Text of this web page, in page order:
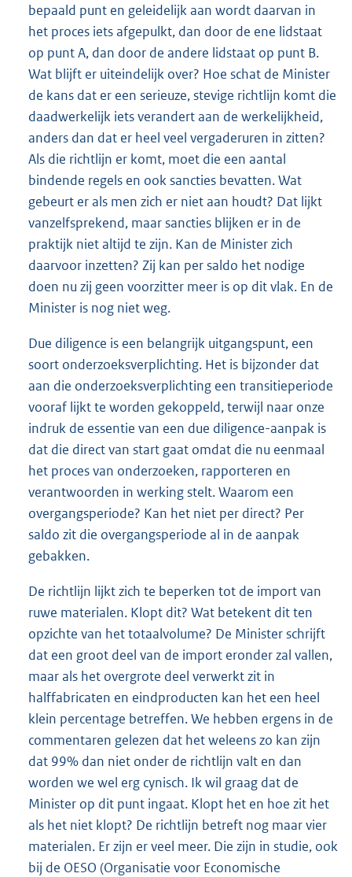
bepaald punt en geleidelijk aan wordt daarvan in
het proces iets afgepulkt, dan door de ene lidstaat
op punt A, dan door de andere lidstaat op punt B.
Wat blijft er uiteindelijk over? Hoe schat de Minister
de kans dat er een serieuze, stevige richtlijn komt die
daadwerkelijk iets verandert aan de werkelijkheid,
anders dan dat er heel veel vergaderuren in zitten?
Als die richtlijn er komt, moet die een aantal
bindende regels en ook sancties bevatten. Wat
gebeurt er als men zich er niet aan houdt? Dat lijkt
vanzelfsprekend, maar sancties blijken er in de
praktijk niet altijd te zijn. Kan de Minister zich
daarvoor inzetten? Zij kan per saldo het nodige
doen nu zij geen voorzitter meer is op dit vlak. En de
Minister is nog niet weg.
Due diligence is een belangrijk uitgangspunt, een
soort onderzoeksverplichting. Het is bijzonder dat
aan die onderzoeksverplichting een transitieperiode
vooraf lijkt te worden gekoppeld, terwijl naar onze
indruk de essentie van een due diligence-aanpak is
dat die direct van start gaat omdat die nu eenmaal
het proces van onderzoeken, rapporteren en
verantwoorden in werking stelt. Waarom een
overgangsperiode? Kan het niet per direct? Per
saldo zit die overgangsperiode al in de aanpak
gebakken.
De richtlijn lijkt zich te beperken tot de import van
ruwe materialen. Klopt dit? Wat betekent dit ten
opzichte van het totaalvolume? De Minister schrijft
dat een groot deel van de import eronder zal vallen,
maar als het overgrote deel verwerkt zit in
halffabricaten en eindproducten kan het een heel
klein percentage betreffen. We hebben ergens in de
commentaren gelezen dat het weleens zo kan zijn
dat 99% dan niet onder de richtlijn valt en dan
worden we wel erg cynisch. Ik wil graag dat de
Minister op dit punt ingaat. Klopt het en hoe zit het
als het niet klopt? De richtlijn betreft nog maar vier
materialen. Er zijn er veel meer. Die zijn in studie, ook
bij de OESO (Organisatie voor Economische